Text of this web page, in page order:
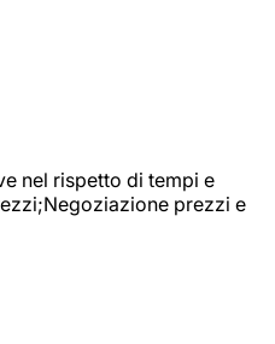
nel rispetto di tempi e
prezzi e